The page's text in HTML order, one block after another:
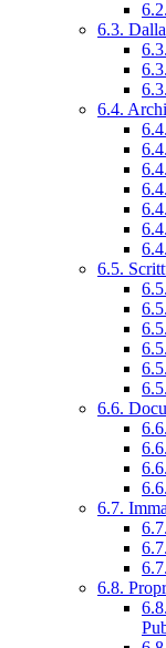
6.3.
6.4.
6.5.
6.6.
6.7.
6.8.